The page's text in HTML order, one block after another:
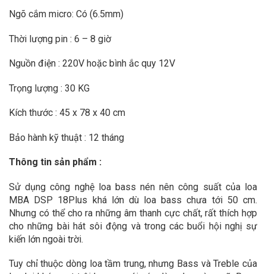
Ngõ cắm micro: Có (6.5mm)
Thời lượng pin : 6 – 8 giờ
Nguồn điện : 220V hoặc bình ắc quy 12V
Trọng lượng : 30 KG
Kích thước : 45 x 78 x 40 cm
Bảo hành kỹ thuật : 12 tháng
Thông tin sản phẩm :
Sử dụng công nghệ loa bass nén nên công suất của loa
MBA DSP 18Plus khá lớn dù loa bass chưa tới 50 cm.
Nhưng có thể cho ra những âm thanh cực chất, rất thích hợp
cho những bài hát sôi động và trong các buổi hội nghị sự
kiến lớn ngoài trời.
Tuy chỉ thuộc dòng loa tầm trung, nhưng Bass và Treble của